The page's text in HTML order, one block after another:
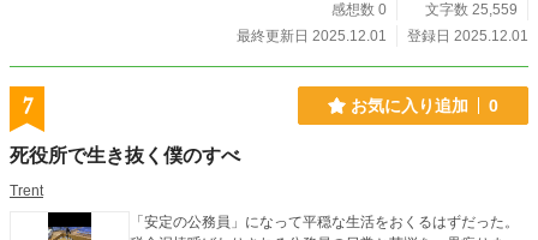
感想数 0
文字数 25,559
最終更新日 2025.12.01
登録日 2025.12.01
7 お気に入り追加 0
死役所で生き抜く僕のすべ
Trent
「安定の公務員」になって平穏な生活をおくるはずだった。